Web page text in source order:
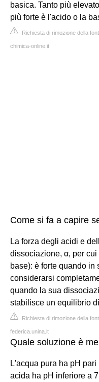
basica. Tanto più
più forte è l'acido o la
Richiesta di rimozione della
chimica-online.it
Come si fa a capire
La forza degli acidi e
dissociazione, α, per
base): è forte quando
considerarsi
quando la sua
stabilisce un equilibrio
Richiesta di rimozione della
federica.unina.it
Quale soluzione è
L'acqua pura ha pH
acida ha pH inferiore a